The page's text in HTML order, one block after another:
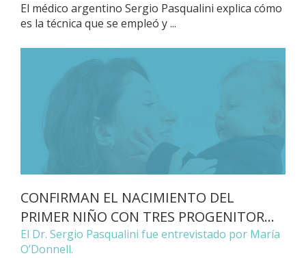
El médico argentino Sergio Pasqualini explica cómo
es la técnica que se empleó y ...
CONFIRMAN EL NACIMIENTO DEL
PRIMER NIÑO CON TRES PROGENITOR...
El Dr. Sergio Pasqualini fue entrevistado por María
O’Donnell.